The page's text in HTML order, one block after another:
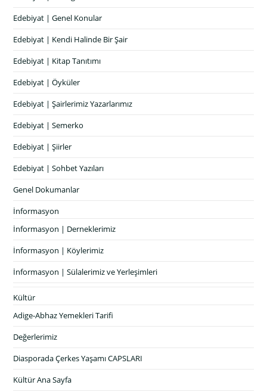
Edebiyat | Genel Konular
Edebiyat | Kendi Halinde Bir Şair
Edebiyat | Kitap Tanıtımı
Edebiyat | Öyküler
Edebiyat | Şairlerimiz Yazarlarımız
Edebiyat | Semerko
Edebiyat | Şiirler
Edebiyat | Sohbet Yazıları
Genel Dokumanlar
İnformasyon
İnformasyon | Derneklerimiz
İnformasyon | Köylerimiz
İnformasyon | Sülalerimiz ve Yerleşimleri
Kültür
Adige-Abhaz Yemekleri Tarifi
Değerlerimiz
Diasporada Çerkes Yaşamı CAPSLARI
Kültür Ana Sayfa